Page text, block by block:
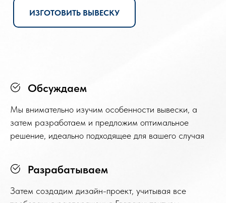
ИЗГОТОВИТЬ ВЫВЕСКУ
Обсуждаем
Мы внимательно изучим особенности вывески, а
затем разработаем и предложим оптимальное
решение, идеально подходящее для вашего случая
Разрабатываем
Затем создадим дизайн-проект, учитывая все